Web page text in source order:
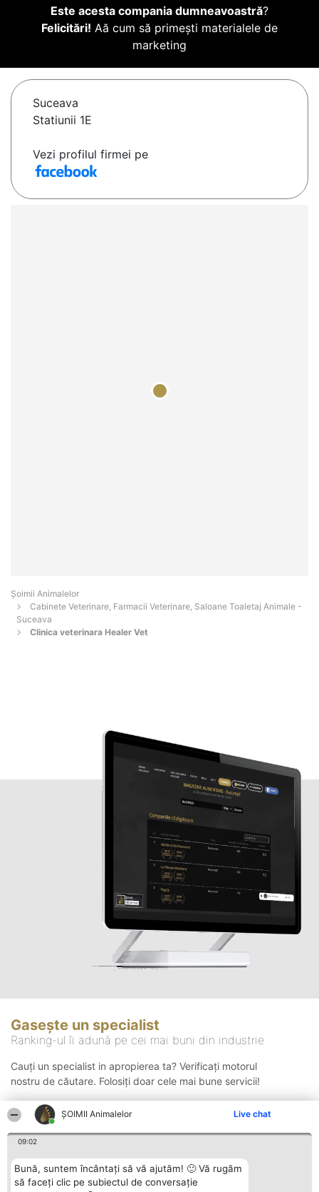
ŞOIMII Animalelor Live chat
09:02
Bună, suntem încântați să vă ajutăm! 🙂 Vă rugăm
să faceți clic pe subiectul de conversație
Este acesta compania dumneavoastră?
Felicitări! Aă cum să primești materialele de
marketing
Suceava
Statiunii 1E
Vezi profilul firmei pe
Şoimii Animalelor
Cabinete Veterinare, Farmacii Veterinare, Saloane Toaletaj Animale -
Suceava
Clinica veterinara Healer Vet
Gasește un specialist
Ranking-ul îi adună pe cei mai buni din industrie
Cauți un specialist in apropierea ta? Verificați motorul
nostru de căutare. Folosiți doar cele mai bune servicii!